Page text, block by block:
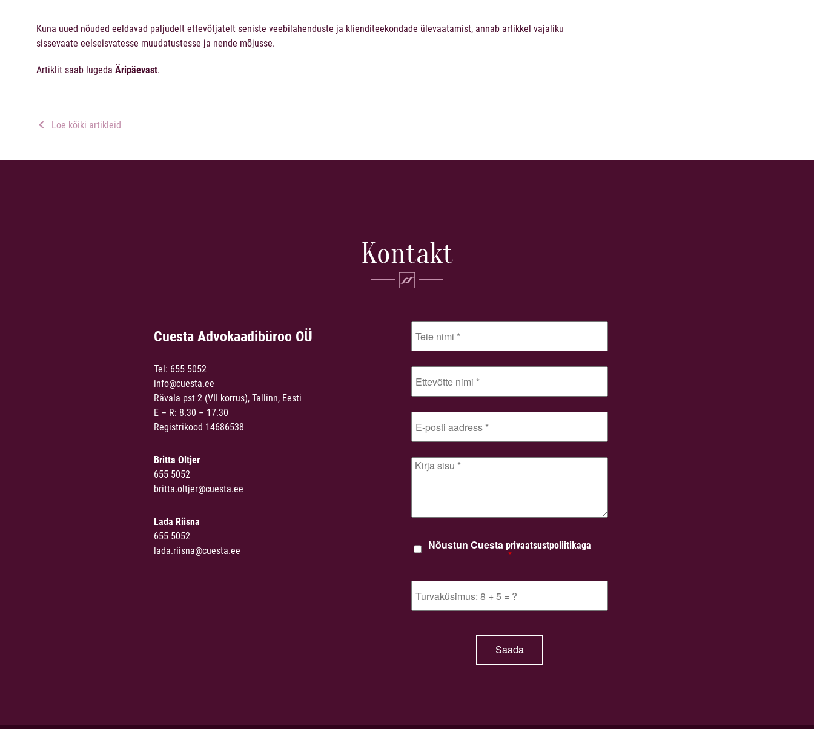
Kuna uued nõuded eeldavad paljudelt ettevõtjatelt seniste veebilahenduste ja klienditeekondade ülevaatamist, annab artikkel vajaliku
sissevaate eelseisvatesse muudatustesse ja nende mõjusse.
Artiklit saab lugeda Äripäevast.
Loe kõiki artikleid
Kontakt
Cuesta Advokaadibüroo OÜ
Tel: 655 5052
info@cuesta.ee
Rävala pst 2 (VII korrus), Tallinn, Eesti
E – R: 8.30 – 17.30
Registrikood 14686538
Britta Oltjer
655 5052
britta.oltjer@cuesta.ee
Lada Riisna
655 5052
lada.riisna@cuesta.ee
Nõustun Cuestaprivaatsustpoliitikaga
*